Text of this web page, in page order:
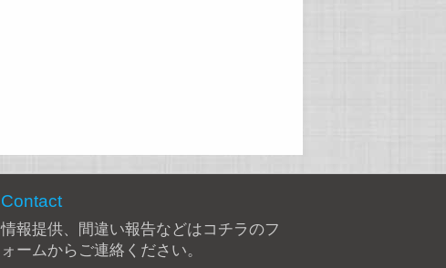
Contact
情報提供、間違い報告などはコチラのフ
ォームからご連絡ください。